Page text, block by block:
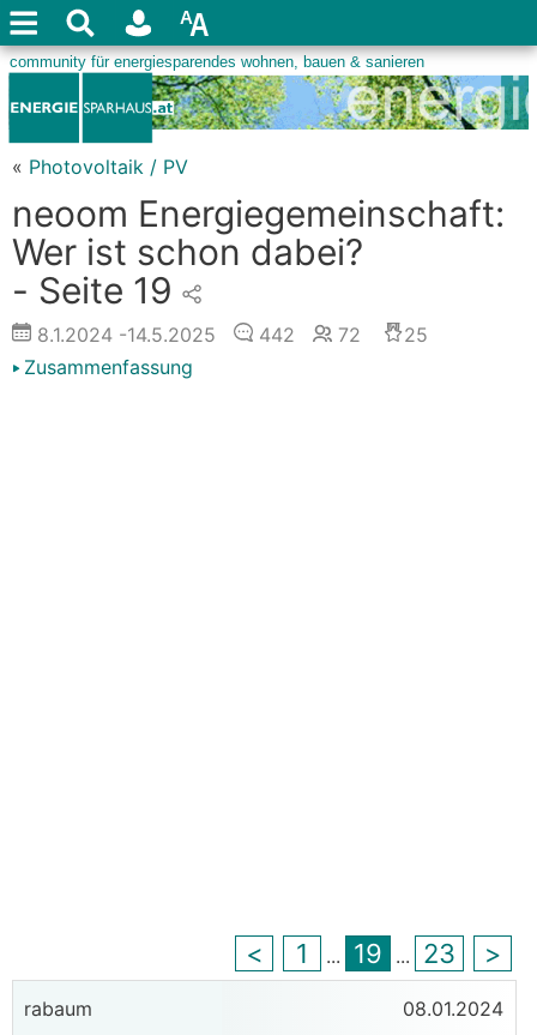
« Photovoltaik / PV
neoom Energiegemeinschaft:
Wer ist schon dabei?
- Seite 19
8.1.2024 -14.5.2025 442 72
25
Zusammenfassung
< 1 ... 19 ... 23 >
rabaum 08.01.2024